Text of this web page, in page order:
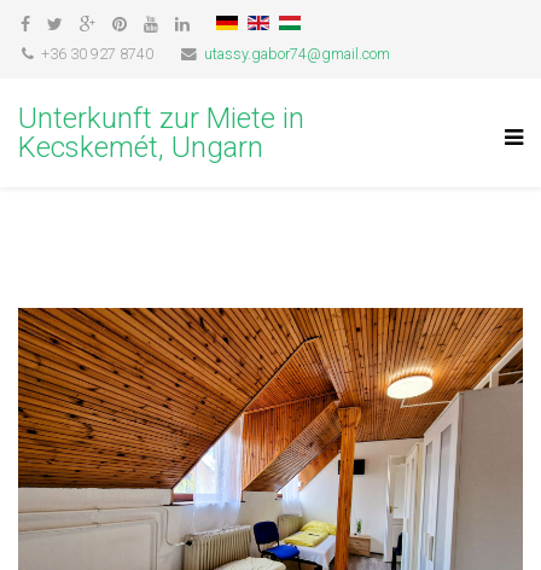
+36 30 927 8740 utassy.gabor74@gmail.com
Unterkunft zur Miete in
Kecskemét, Ungarn